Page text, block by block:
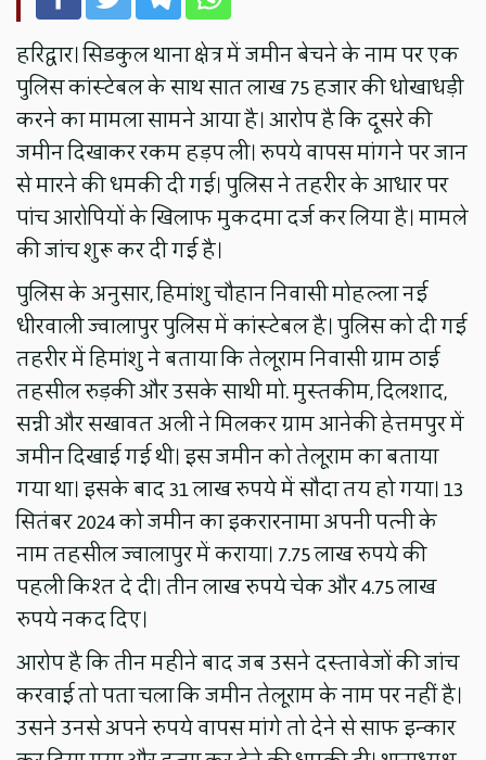
हरिद्वार। सिडकुल थाना क्षेत्र में जमीन बेचने के नाम पर एक
पुलिस कांस्टेबल के साथ सात लाख 75 हजार की धोखाधड़ी
करने का मामला सामने आया है। आरोप है कि दूसरे की
जमीन दिखाकर रकम हड़प ली। रुपये वापस मांगने पर जान
से मारने की धमकी दी गई। पुलिस ने तहरीर के आधार पर
पांच आरोपियों के खिलाफ मुकदमा दर्ज कर लिया है। मामले
की जांच शुरू कर दी गई है।
पुलिस के अनुसार, हिमांशु चौहान निवासी मोहल्ला नई
धीरवाली ज्वालापुर पुलिस में कांस्टेबल है। पुलिस को दी गई
तहरीर में हिमांशु ने बताया कि तेलूराम निवासी ग्राम ठाई
तहसील रुड़की और उसके साथी मो. मुस्तकीम, दिलशाद,
सन्नी और सखावत अली ने मिलकर ग्राम आनेकी हेत्तमपुर में
जमीन दिखाई गई थी। इस जमीन को तेलूराम का बताया
गया था। इसके बाद 31 लाख रुपये में सौदा तय हो गया। 13
सितंबर 2024 को जमीन का इकरारनामा अपनी पत्नी के
नाम तहसील ज्वालापुर में कराया। 7.75 लाख रुपये की
पहली किश्त दे दी। तीन लाख रुपये चेक और 4.75 लाख
रुपये नकद दिए।
आरोप है कि तीन महीने बाद जब उसने दस्तावेजों की जांच
करवाई तो पता चला कि जमीन तेलूराम के नाम पर नहीं है।
उसने उनसे अपने रुपये वापस मांगे तो देने से साफ इन्कार